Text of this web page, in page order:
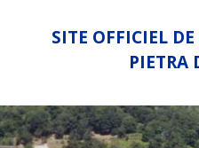
SITE OFFICIEL
PIETRA